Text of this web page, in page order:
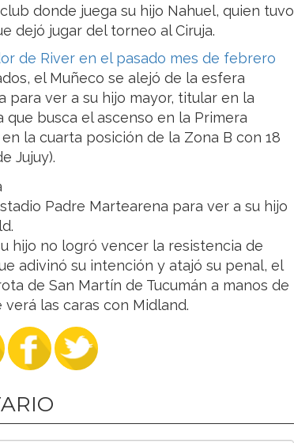
donde juega su hijo Nahuel, quien tuvo
dejó jugar del torneo al Ciruja.
de River en el pasado mes de febrero
el Muñeco se alejó de la esfera
para ver a su hijo mayor, titular en la
busca el ascenso en la Primera
la cuarta posición de la Zona B con 18
Jujuy).
Padre Martearena para ver a su hijo
hijo no logró vencer la resistencia de
adivinó su intención y atajó su penal, el
de San Martín de Tucumán a manos de
las caras con Midland.